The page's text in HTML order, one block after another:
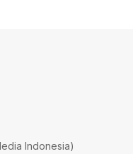
Indonesia)